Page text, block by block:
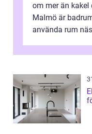
om mer än kakel
Malmö är
använda rum
...